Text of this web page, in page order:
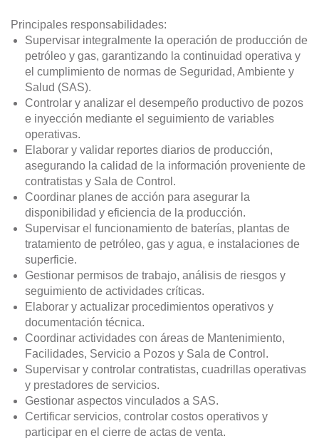
Principales responsabilidades:
Supervisar integralmente la operación de producción de
petróleo y gas, garantizando la continuidad operativa y
el cumplimiento de normas de Seguridad, Ambiente y
Salud (SAS).
Controlar y analizar el desempeño productivo de pozos
e inyección mediante el seguimiento de variables
operativas.
Elaborar y validar reportes diarios de producción,
asegurando la calidad de la información proveniente de
contratistas y Sala de Control.
Coordinar planes de acción para asegurar la
disponibilidad y eficiencia de la producción.
Supervisar el funcionamiento de baterías, plantas de
tratamiento de petróleo, gas y agua, e instalaciones de
superficie.
Gestionar permisos de trabajo, análisis de riesgos y
seguimiento de actividades críticas.
Elaborar y actualizar procedimientos operativos y
documentación técnica.
Coordinar actividades con áreas de Mantenimiento,
Facilidades, Servicio a Pozos y Sala de Control.
Supervisar y controlar contratistas, cuadrillas operativas
y prestadores de servicios.
Gestionar aspectos vinculados a SAS.
Certificar servicios, controlar costos operativos y
participar en el cierre de actas de venta.